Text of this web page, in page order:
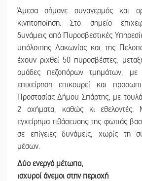
Άμεσα σήμανε συναγερμός και
κινητοποίηση. Στο σημείο
δυνάμεις από Πυροσβεστικές
υπόλοιπης Λακωνίας και της
έχουν ριχθεί 50 πυροσβέστες,
ομάδες πεζοπόρων τμημάτων,
επιχείρηση επικουρεί και
Προστασίας Δήμου Σπάρτης, με
2 οχήματα, καθώς κι εθελοντές.
εγχείρημα τιθάσευσης της φωτιάς
σε επίγειες δυνάμεις, χωρίς τη
μέσων.
Δύο ενεργά μέτωπα,
ισχυροί άνεμοι στην περιοχή